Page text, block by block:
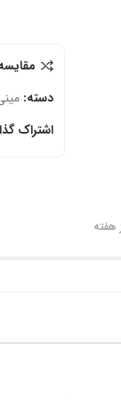
دسته:
اشتراک